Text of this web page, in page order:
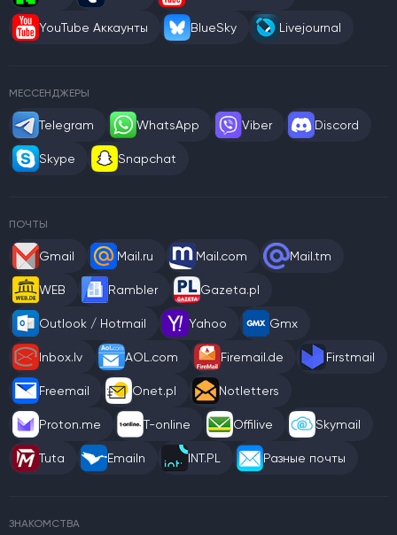
YouTube Аккаунты BlueSky Livejournal
МЕССЕНДЖЕРЫ
Telegram WhatsApp Viber Discord
Skype Snapchat
ПОЧТЫ
Gmail Mail.ru Mail.com Mail.tm
WEB Rambler Gazeta.pl
Outlook / Hotmail Yahoo Gmx
Inbox.lv AOL.com Firemail.de Firstmail
Freemail Onet.pl Notletters
Proton.me T-online Offilive Skymail
Tuta Emailn INT.PL Разные почты
ЗНАКОМСТВА